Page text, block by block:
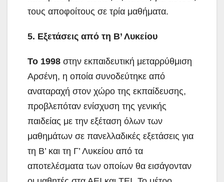
τους αποφοίτους σε τρία μαθήματα.
5. Εξετάσεις από τη Β’ Λυκείου
Το 1998 στην εκπαιδευτική μεταρρύθμιση
Αρσένη, η οποία συνοδεύτηκε από
αναταραχή στον χώρο της εκπαίδευσης,
προβλεπόταν ενίσχυση της γενικής
παιδείας με την εξέταση όλων των
μαθημάτων σε πανελλαδικές εξετάσεις για
τη Β’ και τη Γ’ Λυκείου από τα
αποτελέσματα των οποίων θα εισάγονταν